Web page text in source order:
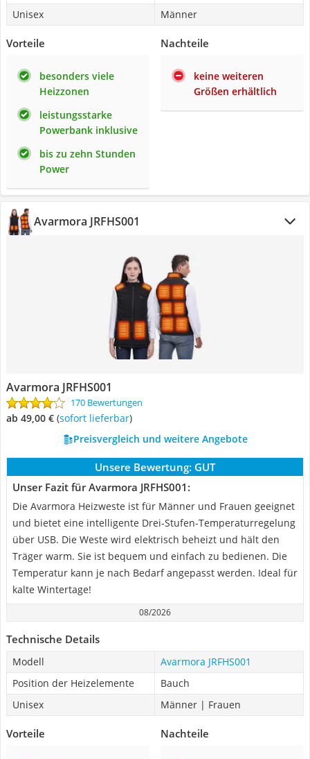
Unisex
Männer
Vorteile
besonders viele
Heizzonen
leistungsstarke
Powerbank inklusive
bis zu zehn Stunden
Power
Nachteile
keine weiteren
Größen erhältlich
Avarmora JRFHS001
Avarmora JRFHS001
170 Bewertungen
ab 49,00 € ( Sofort lieferbar)
Preisvergleich und weitere Angebote
Unsere Bewertung: GUT
Unser Fazit für Avarmora JRFHS001:
Die Avarmora Heizweste ist für Männer und Frauen geeignet
und bietet eine intelligente Drei-Stufen-Temperaturregelung
über USB. Die Weste wird elektrisch beheizt und hält den
Träger warm. Sie ist bequem und einfach zu bedienen. Die
Temperatur kann je nach Bedarf angepasst werden. Ideal für
kalte Wintertage!
08/2026
Technische Details
Modell
Avarmora JRFHS001
Position der Heizelemente
Bauch
Unisex
Männer | Frauen
Vorteile Nachteile